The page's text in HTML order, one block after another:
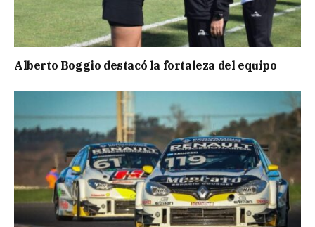
Alberto Boggio destacó la fortaleza del equipo